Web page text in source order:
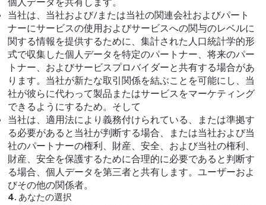
当社は、当社および/または当社の関連会社およびパート
ナーにサービスの使用およびサービスへの関与のレベルに
関する情報を提供するために、集計された人口統計学的形
式で収集した個人データを特定のパートナー、将来のパー
トナー、およびサービスプロバイダーと共有する場合があ
ります。当社が新たな取引関係を結ぶことを可能にし、当
社が彼らに代わって製品またはサービスをマーケティング
できるようにするため。そして
当社は、適用法により義務付けられている、または準拠す
る必要があると当社が判断する場合、または当社および当
社のパートナーの権利、財産、安全、および当社の権利、
財産、安全を保護するために合理的に必要であると判断す
る場合、個人データを第三者と共有します。ユーザーおよ
びその他の関係者。
4. あなたの選択